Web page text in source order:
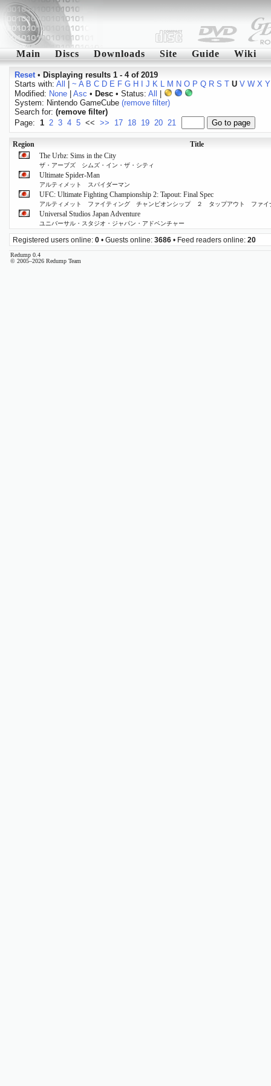
Main Discs Downloads Site Guide Wiki
Reset• Displaying results 1 - 4 of 2019
Starts with: All ~ A B C D E F G H J K L M N O P Q R S T U V W X Y
Modified: None| Asc • Desc• Status: All
System: Nintendo GameCube (remove filter)
Search for: (remove filter)
Page: 1 2 3 4 5 << >> 17 18 19 20 21
Region
Title
The Urbz: Sims in the City
ザ・アーブズ シムズ・イン・ザ・シティ
Ultimate Spider-Man
アルティメット スパイダーマン
UFC: Ultimate Fighting Championship 2: Tapout: Final Spec
アルティメット ファイティング チャンピオンシップ ２ タップアウト ファイ
Universal Studios Japan Adventure
ユニバーサル・スタジオ・ジャパン・アドベンチャー
Registered users online: 0 • Guests online: 3686 • Feed readers online: 20
Redump 0.4
© 2005–2026 Redump Team